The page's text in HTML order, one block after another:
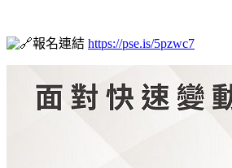
報名連結 https://pse.is/5pzwc7